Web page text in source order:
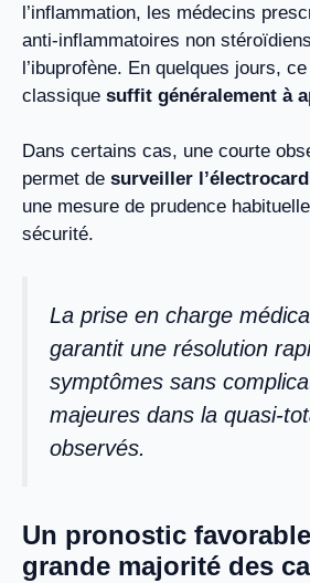
l’inflammation, les médecins
anti-inflammatoires non
l’ibuprofène. En quelques jours,
classique suffit généralement à
Dans certains cas, une courte
permet de surveiller
une mesure de prudence
sécurité.
La prise en charge
garantit une résolution
symptômes sans
majeures dans la quasi-
observés.
Un pronostic
grande majorité des